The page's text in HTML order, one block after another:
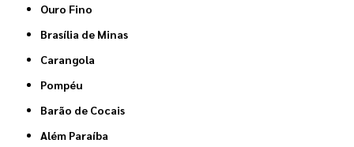
Ouro Fino
Brasília de Minas
Carangola
Pompéu
Barão de Cocais
Além Paraíba